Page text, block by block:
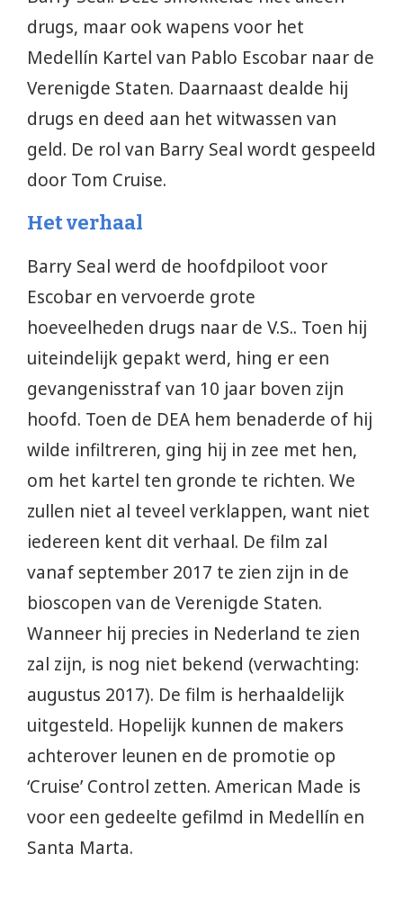
drugs, maar ook wapens voor het
Medellín Kartel van Pablo Escobar naar de
Verenigde Staten. Daarnaast dealde hij
drugs en deed aan het witwassen van
geld. De rol van Barry Seal wordt gespeeld
door Tom Cruise.
Het verhaal
Barry Seal werd de hoofdpiloot voor
Escobar en vervoerde grote
hoeveelheden drugs naar de V.S.. Toen hij
uiteindelijk gepakt werd, hing er een
gevangenisstraf van 10 jaar boven zijn
hoofd. Toen de DEA hem benaderde of hij
wilde infiltreren, ging hij in zee met hen,
om het kartel ten gronde te richten. We
zullen niet al teveel verklappen, want niet
iedereen kent dit verhaal. De film zal
vanaf september 2017 te zien zijn in de
bioscopen van de Verenigde Staten.
Wanneer hij precies in Nederland te zien
zal zijn, is nog niet bekend (verwachting:
augustus 2017). De film is herhaaldelijk
uitgesteld. Hopelijk kunnen de makers
achterover leunen en de promotie op
‘Cruise’ Control zetten. American Made is
voor een gedeelte gefilmd in Medellín en
Santa Marta.